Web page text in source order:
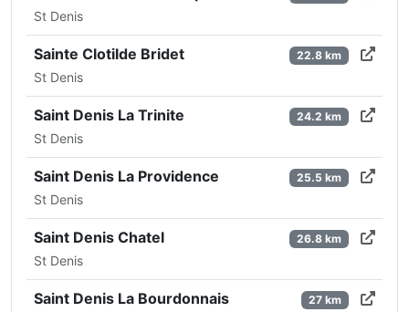
St Denis
Sainte Clotilde Bridet
St Denis
22.8 km
Saint Denis La Trinite
St Denis
24.2 km
Saint Denis La Providence
St Denis
25.5 km
Saint Denis Chatel
St Denis
26.8 km
Saint Denis La Bourdonnais 27 km